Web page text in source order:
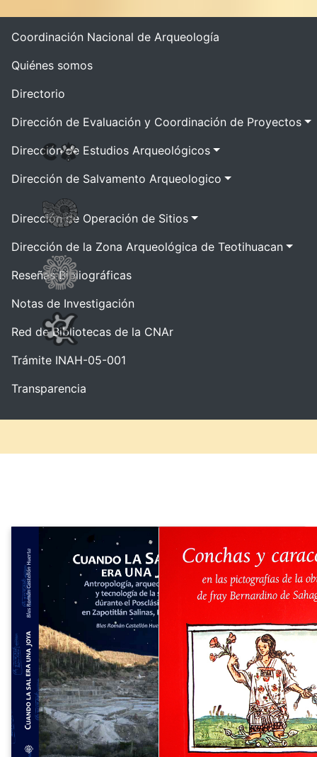
Coordinación Nacional de Arqueología
Quiénes somos
Directorio
Dirección de Evaluación y Coordinación de Proyectos
Dirección de Estudios Arqueológicos
Dirección de Salvamento Arqueologico
Dirección de Operación de Sitios
Dirección de la Zona Arqueológica de Teotihuacan
Reseñas Bibliográficas
Notas de Investigación
Red de Bibliotecas de la CNAr
Trámite INAH-05-001
Transparencia